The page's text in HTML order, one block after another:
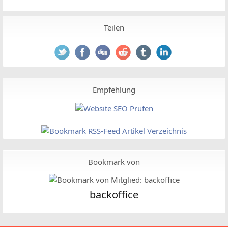
Teilen
Empfehlung
Bookmark von
backoffice